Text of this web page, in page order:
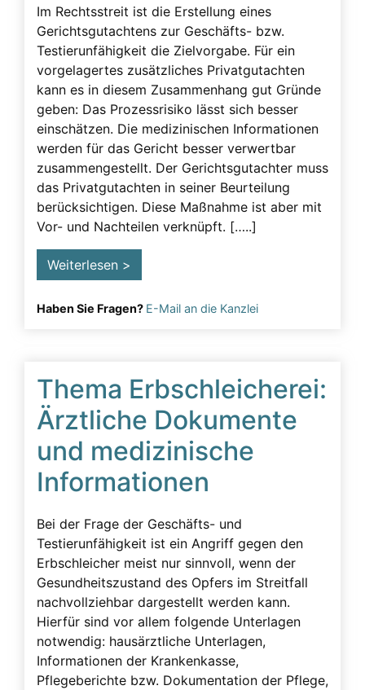
Im Rechtsstreit ist die Erstellung eines
Gerichtsgutachtens zur Geschäfts- bzw.
Testierunfähigkeit die Zielvorgabe. Für ein
vorgelagertes zusätzliches Privatgutachten
kann es in diesem Zusammenhang gut Gründe
geben: Das Prozessrisiko lässt sich besser
einschätzen. Die medizinischen Informationen
werden für das Gericht besser verwertbar
zusammengestellt. Der Gerichtsgutachter muss
das Privatgutachten in seiner Beurteilung
berücksichtigen. Diese Maßnahme ist aber mit
Vor- und Nachteilen verknüpft. […..]
Weiterlesen >
Haben Sie Fragen? E-Mail an die Kanzlei
Thema Erbschleicherei:
Ärztliche Dokumente
und medizinische
Informationen
Bei der Frage der Geschäfts- und
Testierunfähigkeit ist ein Angriff gegen den
Erbschleicher meist nur sinnvoll, wenn der
Gesundheitszustand des Opfers im Streitfall
nachvollziehbar dargestellt werden kann.
Hierfür sind vor allem folgende Unterlagen
notwendig: hausärztliche Unterlagen,
Informationen der Krankenkasse,
Pflegeberichte bzw. Dokumentation der Pflege,